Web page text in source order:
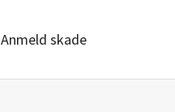
Anmeld skade